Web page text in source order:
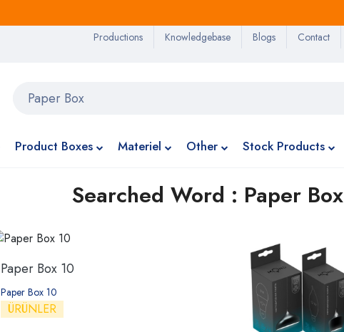
Productions Knowledgebase Blogs Contact
Product Boxes Materiel Other Stock Products
Searched Word : Paper Box
Paper Box 10
Paper Box 10
ÜRÜNLER